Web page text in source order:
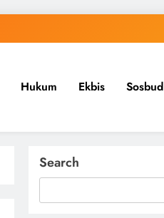
Hukum Ekbis Sosbud
Search